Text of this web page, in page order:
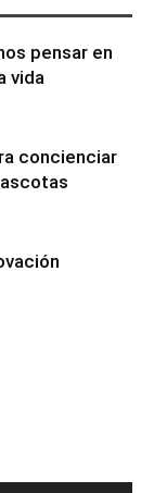
pensar en
vida
concienciar